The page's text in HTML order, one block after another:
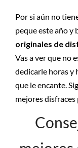
Por si aún no
peque este año y
originales de
Vas a ver que no
dedicarle horas y
que le encante.
mejores disfraces